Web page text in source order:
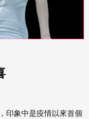
印象中是疫情以來首個